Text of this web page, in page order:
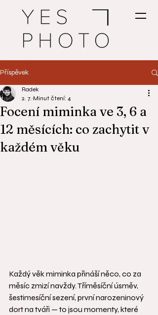
Příspěvek
Focení miminka ve 3, 6 a
12 měsících: co zachytit v
každém věku
Radek
2. 7. Minut čtení: 4
Každý věk miminka přináší něco, co za
měsíc zmizí navždy. Tříměsíční úsměv,
šestimesíční sezení, první narozeninový
dort na tváři — to jsou momenty, které